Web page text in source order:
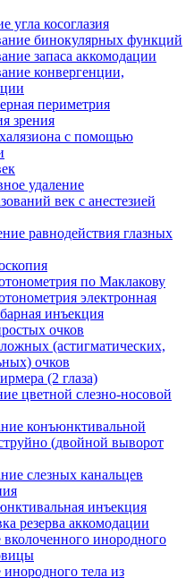
угла косоглазия
бинокулярных функций
запаса аккомодации
конвергенции,
периметрия
зрения
с помощью
удаление
век с анестезией
равнодействия глазных
по Маклакову
электронная
инъекция
очков
(астигматических,
очков
(2 глаза)
цветной слезно-носовой
конъюнктивальной
(двойной выворот
слезных канальцев
инъекция
резерва аккомодации
вколоченного инородного
инородного тела из